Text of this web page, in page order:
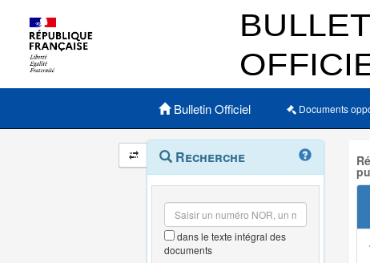
Menu principal
Bulletin Officiel Documents
Navigation
et
outils
annexes
Menu
contextuel
Recherche
dans le texte intégral des
documents